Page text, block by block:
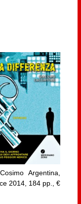
Argentina,
2014, 184 pp., €